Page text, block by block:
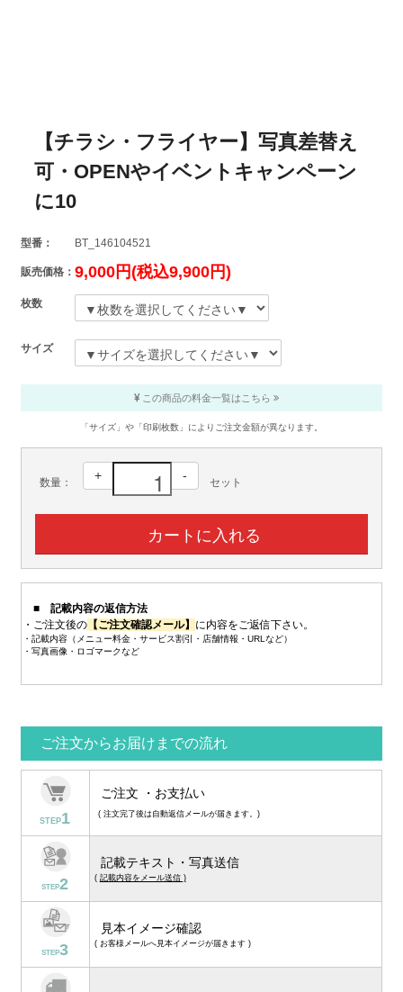
【チラシ・フライヤー】写真差替え
可・OPENやイベントキャンペーン
に10
型番： BT_146104521
販売価格： 9,000円(税込9,900円)
枚数
サイズ
この商品の料金一覧はこちら
「サイズ」や「印刷枚数」によりご注文金額が異なります。
数量：
+ -
セット
■ 記載内容の返信方法
・ご注文後の【ご注文確認メール】 に内容をご返信下さい。
・記載内容（メニュー料金・サービス割引・店舗情報・URLなど）
・写真画像・ロゴマークなど
ご注文からお届けまでの流れ
STEP1
ご注文 ・お支払い
( 注文完了後は自動返信メールが届きます。)
STEP2
記載テキスト・写真送信
( 記載内容をメール送信 )
STEP3
見本イメージ確認
( お客様メールへ見本イメージが届きます )